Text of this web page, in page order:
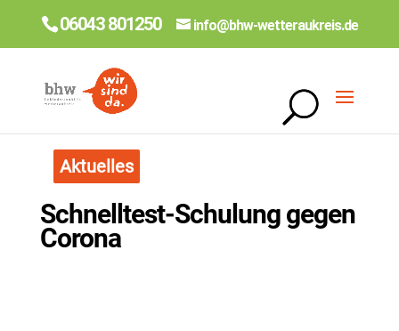
06043 801250 info@bhw-wetteraukreis.de
Aktuelles
Schnelltest-Schulung gegen
Corona